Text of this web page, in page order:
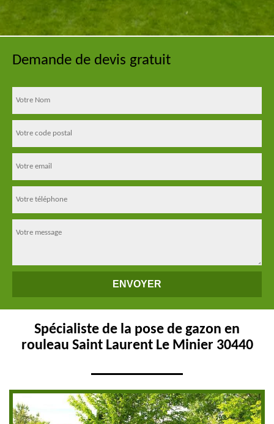
Demande de devis gratuit
Spécialiste de la pose de gazon en
rouleau Saint Laurent Le Minier 30440